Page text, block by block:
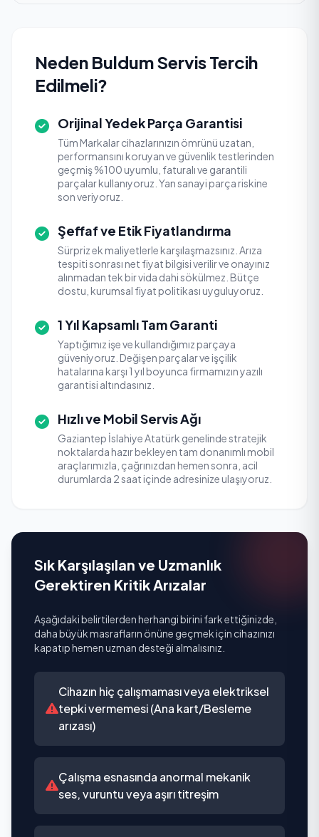
Neden Buldum Servis Tercih
Edilmeli?
Orijinal Yedek Parça Garantisi
Tüm Markalar cihazlarınızın ömrünü uzatan,
performansını koruyan ve güvenlik testlerinden
geçmiş %100 uyumlu, faturalı ve garantili
parçalar kullanıyoruz. Yan sanayi parça riskine
son veriyoruz.
Şeffaf ve Etik Fiyatlandırma
Sürpriz ek maliyetlerle karşılaşmazsınız. Arıza
tespiti sonrası net fiyat bilgisi verilir ve onayınız
alınmadan tek bir vida dahi sökülmez. Bütçe
dostu, kurumsal fiyat politikası uyguluyoruz.
1 Yıl Kapsamlı Tam Garanti
Yaptığımız işe ve kullandığımız parçaya
güveniyoruz. Değişen parçalar ve işçilik
hatalarına karşı 1 yıl boyunca firmamızın yazılı
garantisi altındasınız.
Hızlı ve Mobil Servis Ağı
Gaziantep İslahiye Atatürk genelinde stratejik
noktalarda hazır bekleyen tam donanımlı mobil
araçlarımızla, çağrınızdan hemen sonra, acil
durumlarda 2 saat içinde adresinize ulaşıyoruz.
Sık Karşılaşılan ve Uzmanlık
Gerektiren Kritik Arızalar
Aşağıdaki belirtilerden herhangi birini fark ettiğinizde,
daha büyük masrafların önüne geçmek için cihazınızı
kapatıp hemen uzman desteği almalısınız.
Cihazın hiç çalışmaması veya elektriksel
tepki vermemesi (Ana kart/Besleme
arızası)
Çalışma esnasında anormal mekanik
ses, vuruntu veya aşırı titreşim